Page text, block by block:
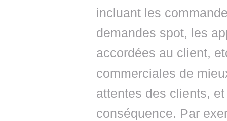
incluant les
demandes spot, les
accordées au client,
commerciales de
attentes des clients,
conséquence. Par